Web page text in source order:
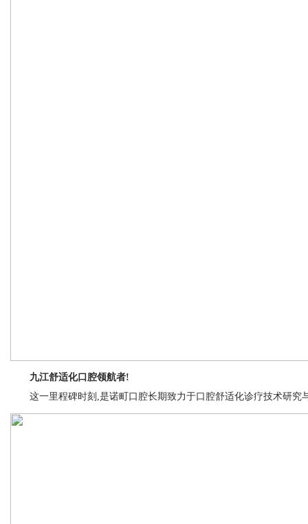
九江舒适化口腔领航者!
这一里程碑时刻,是诺町口腔长期致力于口腔舒适化诊疗技术研究